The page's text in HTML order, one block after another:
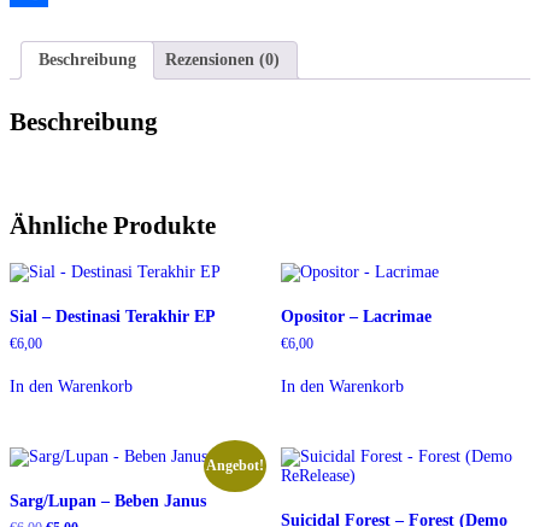
Beschreibung
Rezensionen (0)
Beschreibung
Ähnliche Produkte
Sial – Destinasi Terakhir EP
€6,00
In den Warenkorb
Opositor – Lacrimae
€6,00
In den Warenkorb
Angebot!
Sarg/Lupan – Beben Janus
Suicidal Forest – Forest (Demo